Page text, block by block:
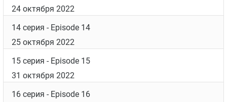
24 октября 2022
14 серия - Episode 14
25 октября 2022
15 серия - Episode 15
31 октября 2022
16 серия - Episode 16